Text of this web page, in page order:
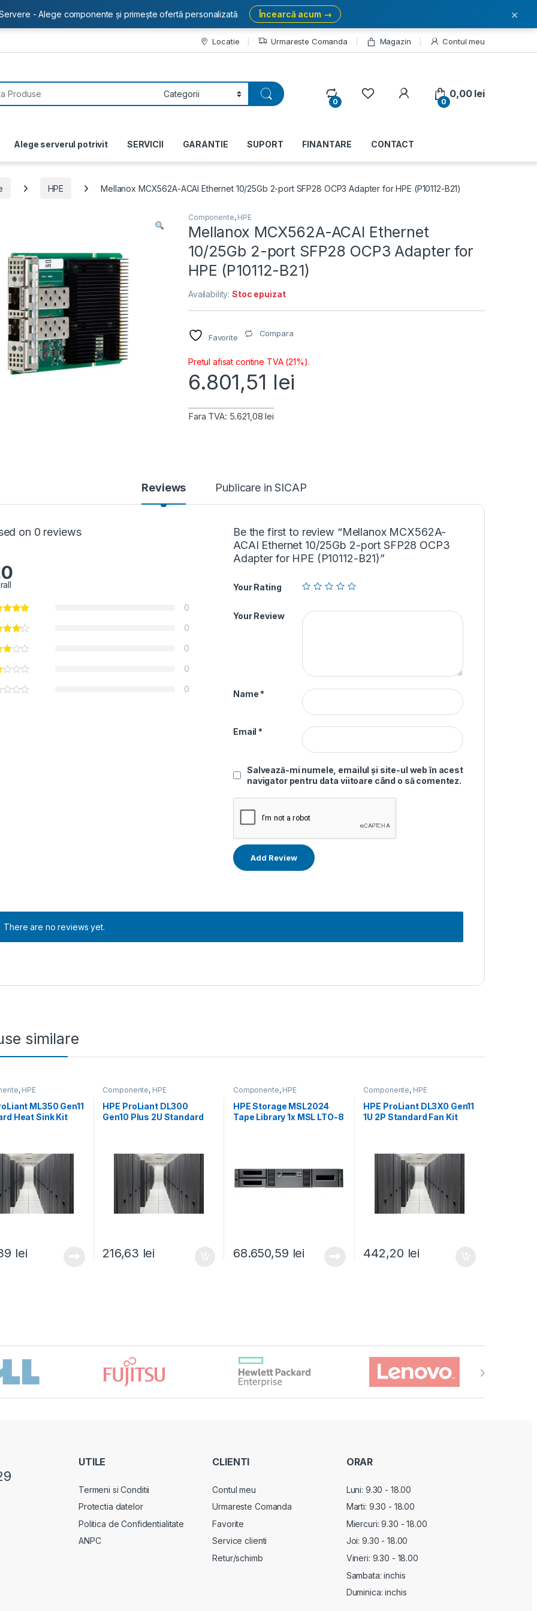
Locatie Urmareste Comanda Magazin Contul meu
0
My Account
0
0,00 lei
Alege serverul potrivit SERVICII GARANTIE SUPORT FINANTARE CONTACT
HPE Mellanox MCX562A-ACAI Ethernet 10/25Gb 2-port SFP28 OCP3 Adapter for HPE (P10112-B21)
Componente, HPE
Mellanox MCX562A-ACAI Ethernet
10/25Gb 2-port SFP28 OCP3 Adapter for
HPE (P10112-B21)
Availability:Stoc epuizat
Favorite Compara
Pretul afisat contine TVA (21%).
6.801,51 lei
Fara TVA: 5.621,08 lei
Reviews Publicare in SICAP
on 0 reviews
0
0
0
0
0
Be the first to review “Mellanox MCX562A-
ACAI Ethernet 10/25Gb 2-port SFP28 OCP3
Adapter for HPE (P10112-B21)”
Your Rating
Your Review
Name *
Email *
Salvează-mi numele, emailul și site-ul web în acest
navigator pentru data viitoare când o să comentez.
There are no reviews yet.
similare
, HPE
ML350 Gen11
Heat Sink Kit
lei
Componente, HPE
HPE ProLiant DL300
Gen10 Plus 2U Standard
216,63 lei
Componente, HPE
HPE Storage MSL2024
Tape Library 1x MSL LTO-8
68.650,59 lei
Componente, HPE
HPE ProLiant DL3X0 Gen11
1U 2P Standard Fan Kit
442,20 lei
UTILE
Termeni si Conditii
Protectia datelor
Politica de Confidentialitate
ANPC
CLIENTI
Contul meu
Urmareste Comanda
Favorite
Service clienti
Retur/schimb
ORAR
Luni: 9.30 - 18.00
Marti: 9.30 - 18.00
Miercuri:9.30 - 18.00
Joi: 9.30 - 18.00
Vineri: 9.30 - 18.00
Sambata: inchis
Duminica: inchis
- Alege componente și primește ofertă personalizată Încearcă acum → ×